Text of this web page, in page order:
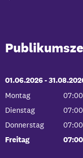
01.06.2026-bis
Montag
07:00
Von
Dienstag 07:00
Von
Donnerstag 07:00
Von
Freitag 07:00